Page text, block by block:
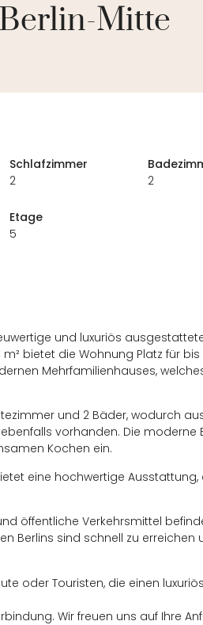
Mitte
Schlafzimmer
2
2
Etage
5
und luxuriös
bietet die Wohnung Platz für bis
Mehrfamilienhauses,
und 2 Bäder, wodurch
vorhanden. Die moderne
Kochen ein.
eine hochwertige Ausstattung,
öffentliche Verkehrsmittel
Berlins sind schnell zu erreichen
oder Touristen, die einen
Wir freuen uns auf Ihre